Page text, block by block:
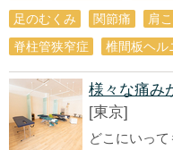
足のむくみ
関節痛 肩
脊柱管狭窄症
椎間板ヘル
様々な痛み
[東京]
どこにいっ